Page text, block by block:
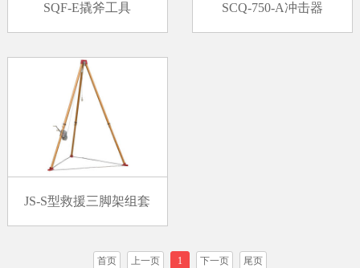
SQF-E撬斧工具 SCQ-750-A冲击器
JS-S型救援三脚架组套
首页 上一页 1 下一页 尾页